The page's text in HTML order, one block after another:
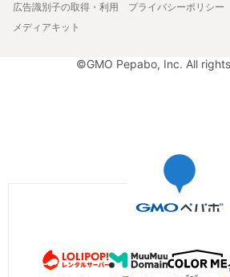
広告識別子の取得・利用
プライバシーポリシー
メディアキット
©GMO Pepabo, Inc. All